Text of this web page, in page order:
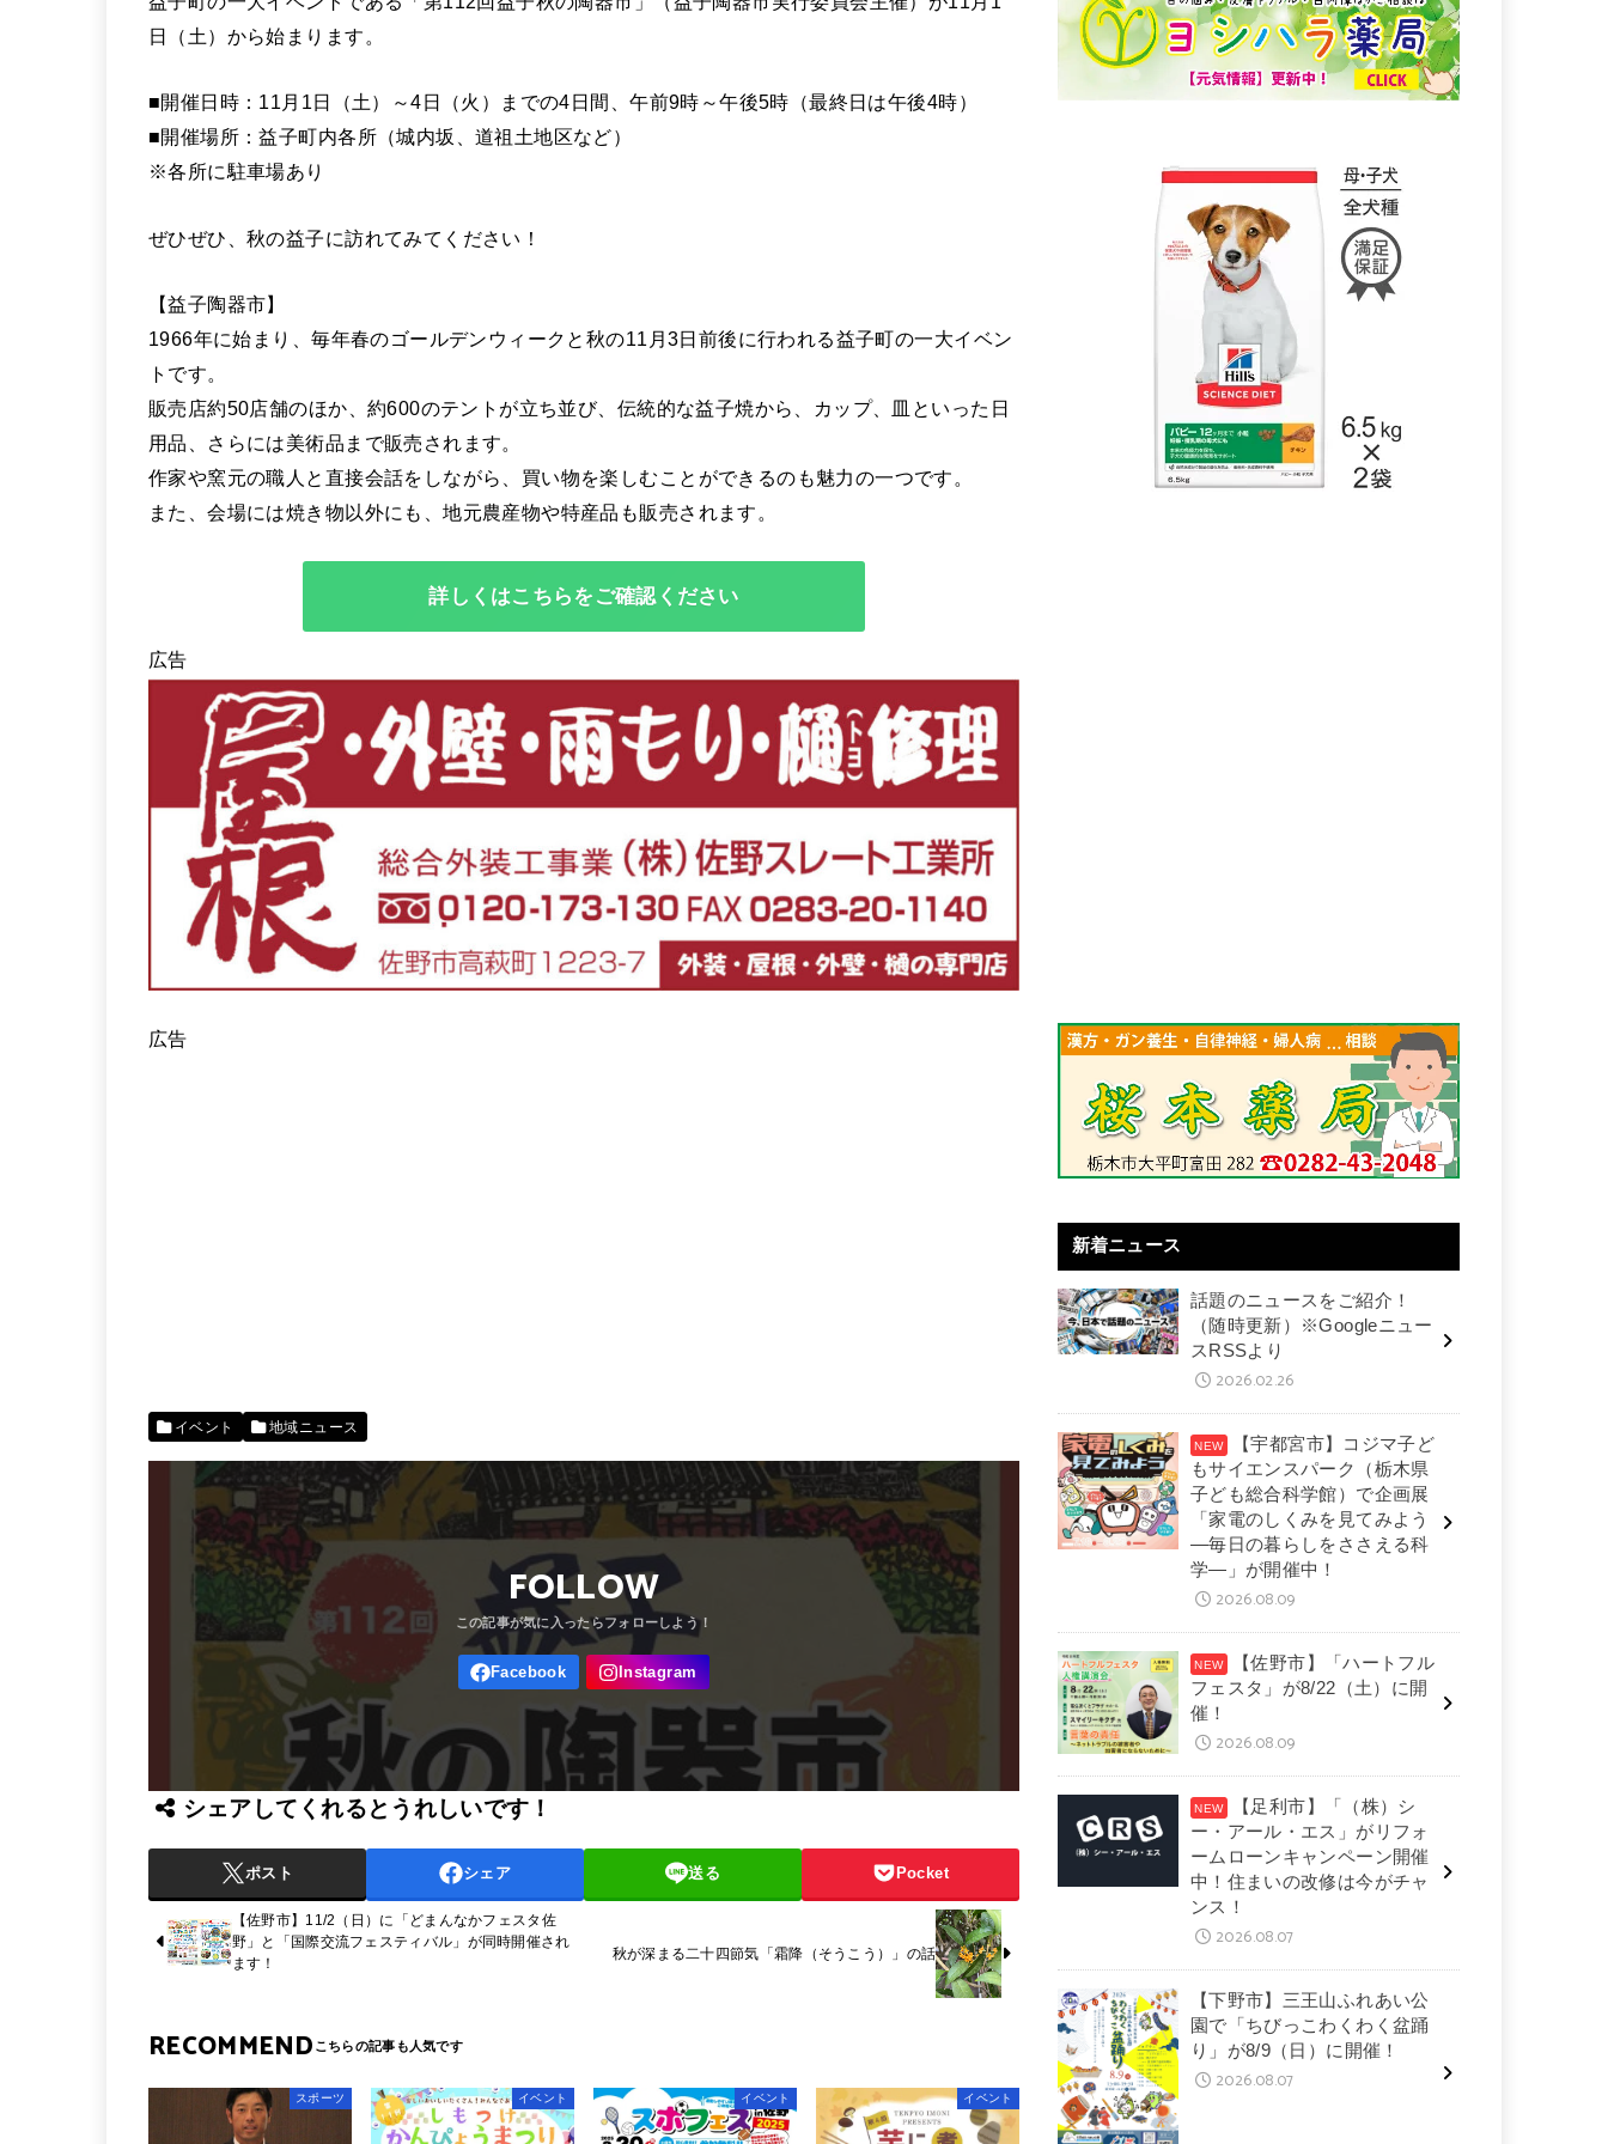
日（土）から始まります。
■開催日時：11月1日（土）～4日（火）までの4日間、午前9時～午後5時（最終日は午後4時）
■開催場所：益子町内各所（城内坂、道祖土地区など）
※各所に駐車場あり
ぜひぜひ、秋の益子に訪れてみてください！
【益子陶器市】
1966年に始まり、毎年春のゴールデンウィークと秋の11月3日前後に行われる益子町の一大イベン
トです。
販売店約50店舗のほか、約600のテントが立ち並び、伝統的な益子焼から、カップ、皿といった日
用品、さらには美術品まで販売されます。
作家や窯元の職人と直接会話をしながら、買い物を楽しむことができるのも魅力の一つです。
また、会場には焼き物以外にも、地元農産物や特産品も販売されます。
詳しくはこちらをご確認ください
広告
広告
イベント 地域ニュース
FOLLOW
シェアしてくれるとうれしいです！
ポスト シェア 送る Pocket
【佐野市】11/2（日）に「どまんなかフェスタ佐
野」と「国際交流フェスティバル」が同時開催され
ます！
秋が深まる二十四節気「霜降（そうこう）」の話
RECOMMEND
スポーツ イベント イベント イベント
新着ニュース
話題のニュースをご紹介！
（随時更新）※Googleニュー
スRSSより
2026.02.26
【宇都宮市】コジマ子ど
もサイエンスパーク（栃木県
子ども総合科学館）で企画展
「家電のしくみを見てみよう
―毎日の暮らしをささえる科
学―」が開催中！
2026.08.09
【佐野市】「ハートフル
フェスタ」が8/22（土）に開
催！
2026.08.09
【足利市】「（株）シ
ー・アール・エス」がリフォ
ームローンキャンペーン開催
中！住まいの改修は今がチャ
ンス！
2026.08.07
【下野市】三王山ふれあい公
園で「ちびっこわくわく盆踊
り」が8/9（日）に開催！
2026.08.07